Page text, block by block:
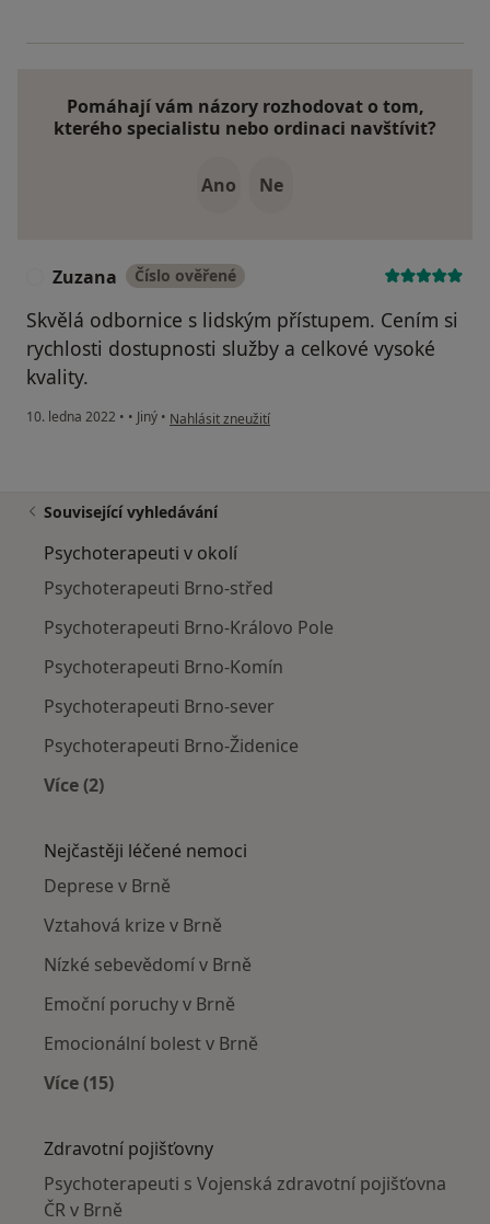
Pomáhají vám názory rozhodovat o tom,
kterého specialistu nebo ordinaci navštívit?
Ano Ne
Zuzana Číslo ověřené
Skvělá odbornice s lidským přístupem. Cením si
rychlosti dostupnosti služby a celkové vysoké
kvality.
10. ledna 2022 • • Jiný • podle názoru uživatele Zuzana
Nahlásit zneužití
Související vyhledávání
Psychoterapeuti v okolí
Psychoterapeuti Brno-střed
Psychoterapeuti Brno-Královo Pole
Psychoterapeuti Brno-Komín
Psychoterapeuti Brno-sever
Psychoterapeuti Brno-Židenice
Více (2)
Nejčastěji léčené nemoci
Deprese v Brně
Vztahová krize v Brně
Nízké sebevědomí v Brně
Emoční poruchy v Brně
Emocionální bolest v Brně
Více (15)
Zdravotní pojišťovny
Psychoterapeuti s Vojenská zdravotní pojišťovna
ČR v Brně